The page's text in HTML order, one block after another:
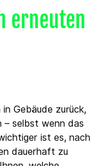
erneuten
Gebäude zurück,
– selbst wenn das
ist es, nach
dauerhaft zu